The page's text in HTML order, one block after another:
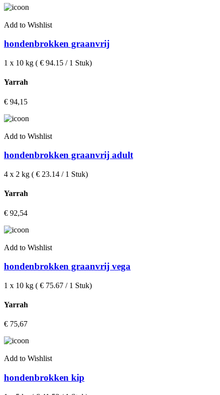
Add to Wishlist
hondenbrokken graanvrij
1 x 10 kg ( € 94.15 / 1 Stuk)
Yarrah
€ 94,15
Add to Wishlist
hondenbrokken graanvrij adult
4 x 2 kg ( € 23.14 / 1 Stuk)
Yarrah
€ 92,54
Add to Wishlist
hondenbrokken graanvrij vega
1 x 10 kg ( € 75.67 / 1 Stuk)
Yarrah
€ 75,67
Add to Wishlist
hondenbrokken kip